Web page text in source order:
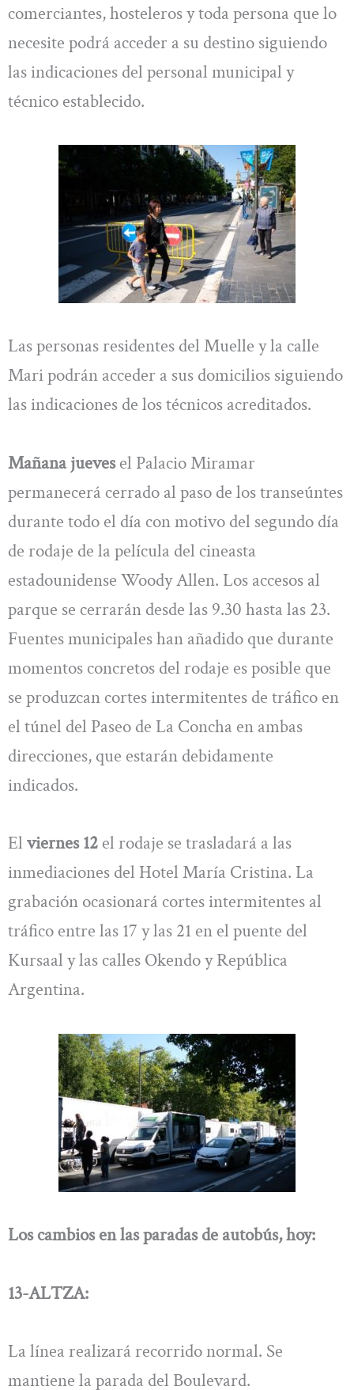
comerciantes, hosteleros y toda persona que lo
necesite podrá acceder a su destino siguiendo
las indicaciones del personal municipal y
técnico establecido.
Las personas residentes del Muelle y la calle
Mari podrán acceder a sus domicilios siguiendo
las indicaciones de los técnicos acreditados.
Mañana juevesel Palacio Miramar
permanecerá cerrado al paso de los transeúntes
durante todo el día con motivo del segundo día
de rodaje de la película del cineasta
estadounidense Woody Allen. Los accesos al
parque se cerrarán desde las 9.30 hasta las 23.
Fuentes municipales han añadido que durante
momentos concretos del rodaje es posible que
se produzcan cortes intermitentes de tráfico en
el túnel del Paseo de La Concha en ambas
direcciones, que estarán debidamente
indicados.
El viernes 12 el rodaje se trasladará a las
inmediaciones del Hotel María Cristina. La
grabación ocasionará cortes intermitentes al
tráfico entre las 17 y las 21 en el puente del
Kursaal y las calles Okendo y República
Argentina.
Los cambios en las paradas de autobús, hoy:
13-ALTZA:
La línea realizará recorrido normal. Se
mantiene la parada del Boulevard.